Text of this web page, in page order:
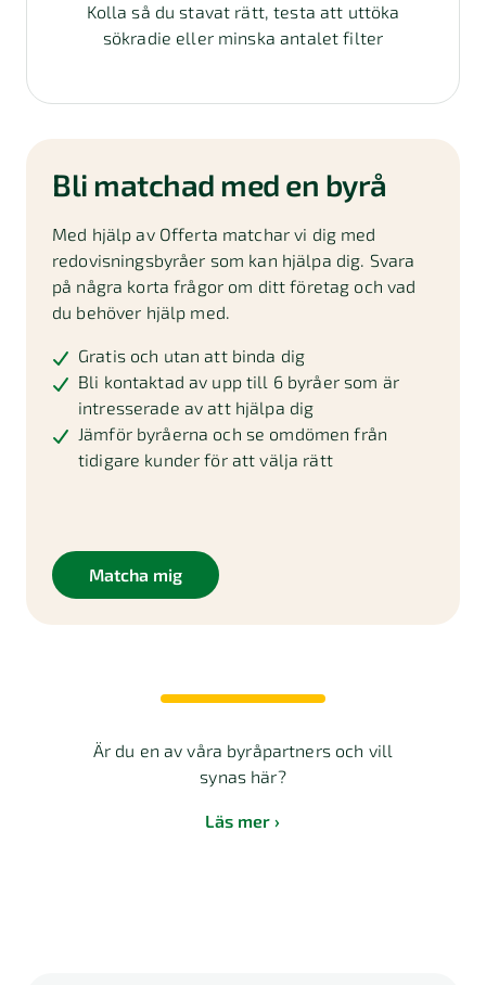
Kolla så du stavat rätt, testa att uttöka
sökradie eller minska antalet filter
Bli matchad med en byrå
Med hjälp av Offerta matchar vi dig med
redovisningsbyråer som kan hjälpa dig. Svara
på några korta frågor om ditt företag och vad
du behöver hjälp med.
Gratis och utan att binda dig
Bli kontaktad av upp till 6 byråer som är
intresserade av att hjälpa dig
Jämför byråerna och se omdömen från
tidigare kunder för att välja rätt
Matcha mig
Är du en av våra byråpartners och vill
synas här?
Läs mer